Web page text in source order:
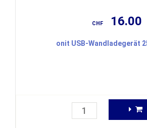
CHF 16.00
onit USB-Wandladegerät